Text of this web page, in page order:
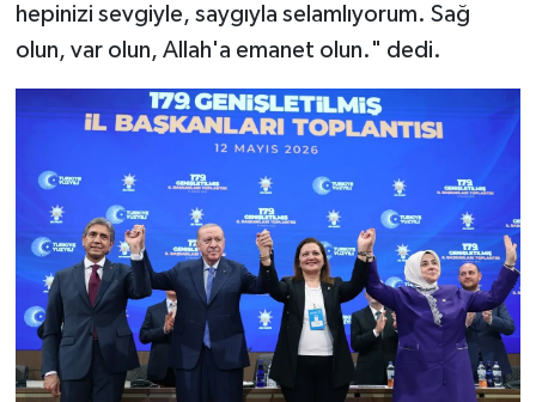
hepinizi sevgiyle, saygıyla selamlıyorum. Sağ
olun, var olun, Allah'a emanet olun." dedi.